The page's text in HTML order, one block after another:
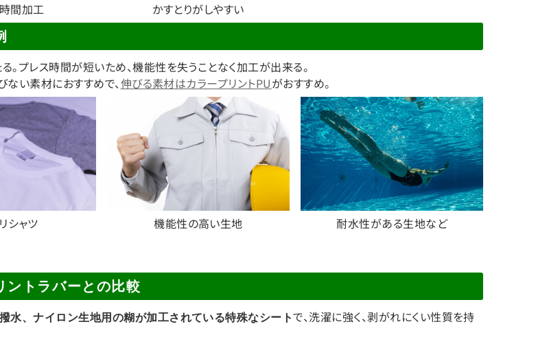
間加工 かすとりがしやすい
。プレス時間が短いため、機能性を失うことなく加工が出来る。
ない素材におすすめで、伸びる素材はカラープリントPUがおすすめ。
シャツ 機能性の高い生地 耐水性がある生地など
ントラバーとの比較
撥水、ナイロン生地用の糊が加工されている特殊なシートで、洗濯に強く、剥がれにくい性質を持